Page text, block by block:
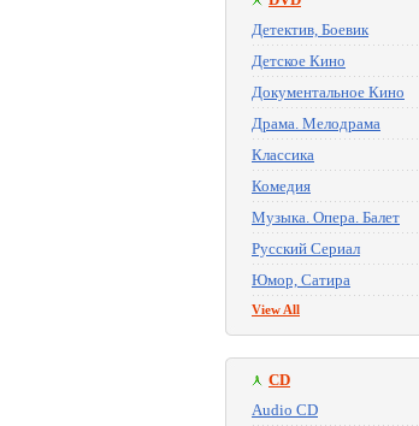
Детектив, Боевик
Детское Кино
Документальное Кино
Драма. Мелодрама
Классика
Комедия
Музыка. Опера. Балет
Русский Сериал
Юмор, Сатира
View All
CD
Audio CD